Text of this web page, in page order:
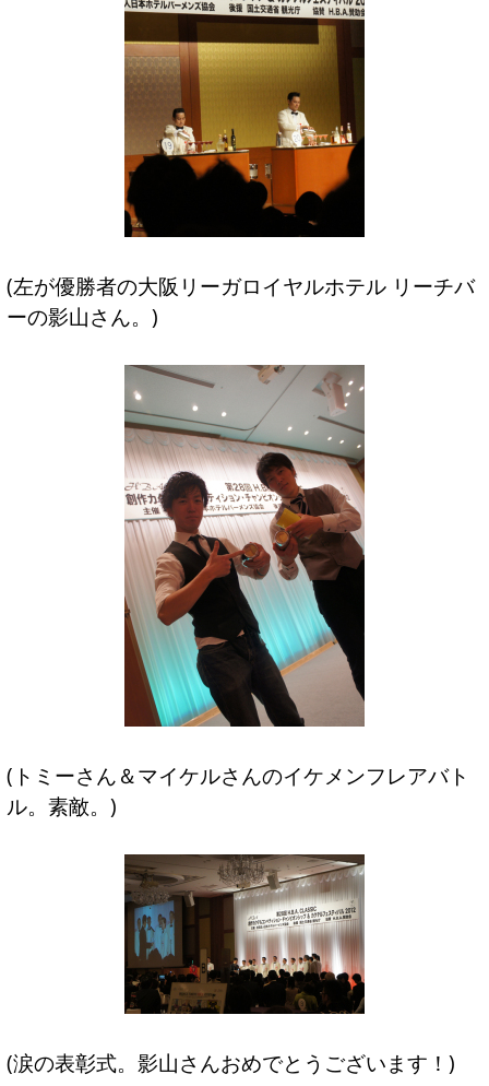
(左が優勝者の大阪リーガロイヤルホテル リーチバ
ーの影山さん。)
(トミーさん＆マイケルさんのイケメンフレアバト
ル。素敵。)
(涙の表彰式。影山さんおめでとうございます！)